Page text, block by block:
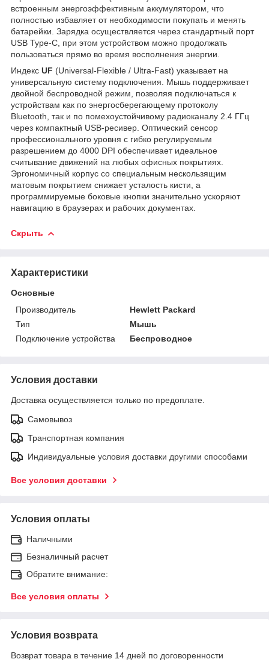
встроенным энергоэффективным аккумулятором, что
полностью избавляет от необходимости покупать и менять
батарейки. Зарядка осуществляется через стандартный порт
USB Type-C, при этом устройством можно продолжать
пользоваться прямо во время восполнения энергии.
Индекс UF (Universal-Flexible / Ultra-Fast) указывает на
универсальную систему подключения. Мышь поддерживает
двойной беспроводной режим, позволяя подключаться к
устройствам как по энергосберегающему протоколу
Bluetooth, так и по помехоустойчивому радиоканалу 2.4 ГГц
через компактный USB-ресивер. Оптический сенсор
профессионального уровня с гибко регулируемым
разрешением до 4000 DPI обеспечивает идеальное
считывание движений на любых офисных покрытиях.
Эргономичный корпус со специальным нескользящим
матовым покрытием снижает усталость кисти, а
программируемые боковые кнопки значительно ускоряют
навигацию в браузерах и рабочих документах.
Скрыть
Характеристики
Основные
Производитель
Hewlett Packard
Тип
Мышь
Подключение устройства
Беспроводное
Условия доставки
Доставка осуществляется только по предоплате.
Самовывоз
Транспортная компания
Индивидуальные условия доставки другими способами
Все условия доставки
Условия оплаты
Наличными
Безналичный расчет
Обратите внимание:
Все условия оплаты
Условия возврата
Возврат товара в течение 14 дней по договоренности